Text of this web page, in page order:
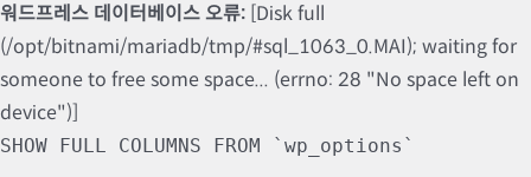
워드프레스 데이터베이스 오류: [Disk full
(/opt/bitnami/mariadb/tmp/#sql_1063_0.MAI); waiting for
someone to free some space... (errno: 28 "No space left on
device")]
SHOW FULL COLUMNS FROM `wp_options`